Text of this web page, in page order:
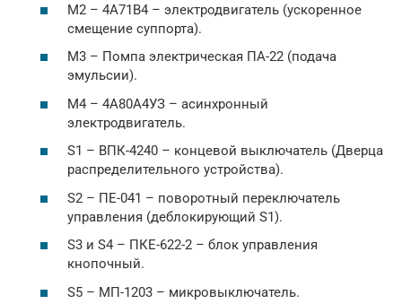
М2 – 4А71В4 – электродвигатель (ускоренное
смещение суппорта).
М3 – Помпа электрическая ПА-22 (подача
эмульсии).
М4 – 4А80А4УЗ – асинхронный
электродвигатель.
S1 – ВПК-4240 – концевой выключатель (Дверца
распределительного устройства).
S2 – ПЕ-041 – поворотный переключатель
управления (деблокирующий S1).
S3 и S4 – ПКЕ-622-2 – блок управления
кнопочный.
S5 – МП-1203 – микровыключатель.